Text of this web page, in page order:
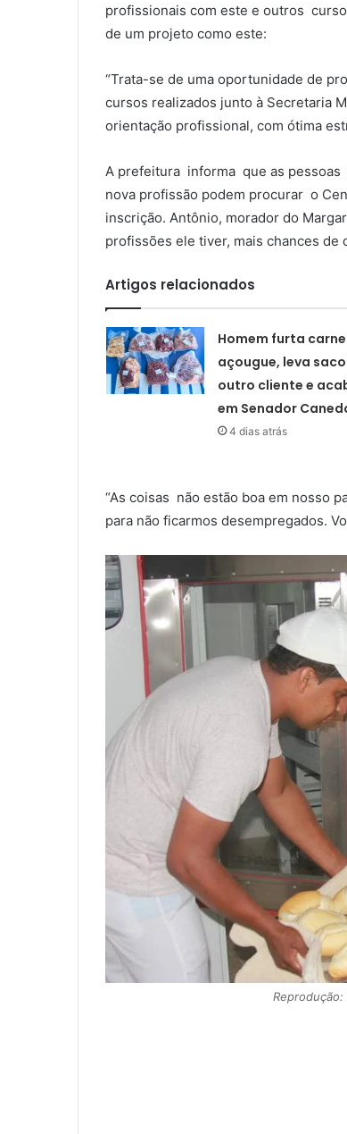
profissionais com este e outros
de um projeto como este:
“Trata-se de uma oportunidade de
cursos realizados junto à Secretaria
orientação profissional, com ótima
A prefeitura informa que as
nova profissão podem procurar o
inscrição. Antônio, morador do
profissões ele tiver, mais chances de
Artigos relacionados
Homem furta
açougue, leva
outro cliente e
em Senador
4 dias atrás
“As coisas não estão boa em nosso
para não ficarmos desempregados.